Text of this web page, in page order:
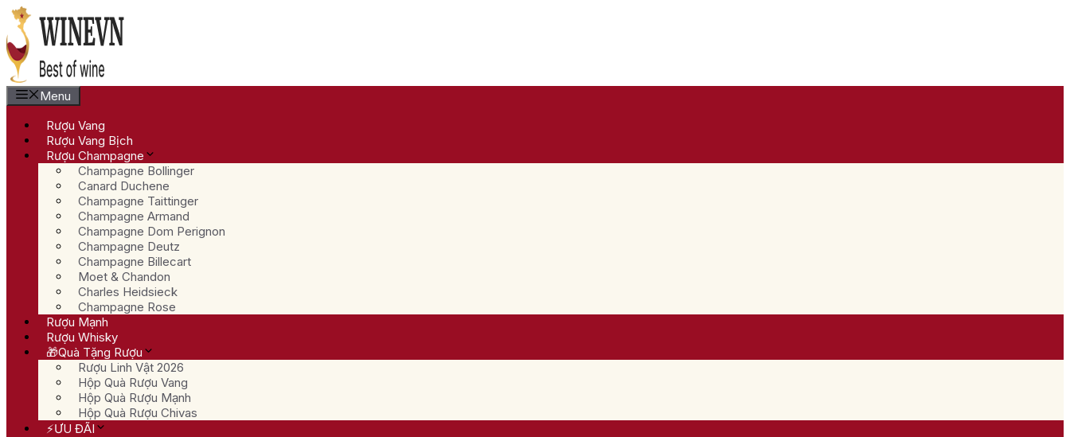
Chuyển
đến
nội
dung
Menu
Rượu Vang
Rượu Vang Bịch
Rượu Champagne
Champagne Bollinger
Canard Duchene
Champagne Taittinger
Champagne Armand
Champagne Dom Perignon
Champagne Deutz
Champagne Billecart
Moet & Chandon
Charles Heidsieck
Champagne Rose
Rượu Mạnh
Rượu Whisky
🎁Quà Tặng Rượu
Rượu Linh Vật 2026
Hộp Quà Rượu Vang
Hộp Quà Rượu Mạnh
Hộp Quà Rượu Chivas
⚡ƯU ĐÃI